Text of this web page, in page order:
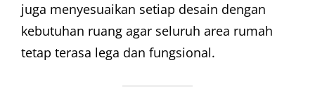
juga menyesuaikan setiap desain dengan
kebutuhan ruang agar seluruh area rumah
tetap terasa lega dan fungsional.